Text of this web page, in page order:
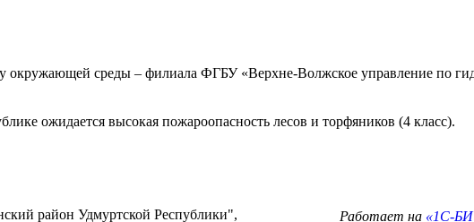
окружающей среды – филиала ФГБУ «Верхне-Волжское управление по
ожидается высокая пожароопасность лесов и торфяников (4 класс).
район Удмуртской Республики",
Работает на «1С-